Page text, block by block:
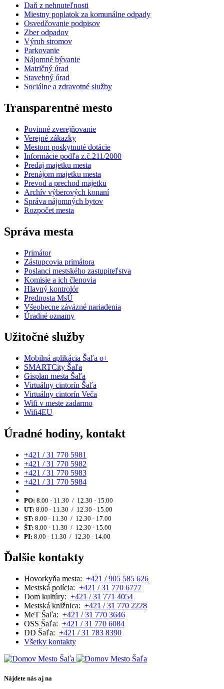
Daň z nehnuteľnosti
Miestny poplatok za komunálne odpady
Osvedčovanie podpisov
Zber odpadov
Výrub stromov
Parkovanie
Nájomné bývanie
Matričný úrad
Stavebný úrad
Sociálne a zdravotné služby
Transparentné mesto
Povinné zverejňovanie
Verejné zákazky
Mestom poskytnuté dotácie
Informácie podľa z.č.211/2000
Predaj majetku mesta
Prenájom majetku mesta
Prevod a prechod majetku
Archív výberových konaní
Správa nájomných bytov
Rozpočet mesta
Správa mesta
Primátor
Zástupcovia primátora
Poslanci mestského zastupiteľstva
Komisie a ich členovia
Hlavný kontrolór
Prednosta MsÚ
Všeobecne záväzné nariadenia
Úradné oznamy
Užitočné služby
Mobilná aplikácia Šaľa o+
SMARTCity Šaľa
Gisplan mesta Šaľa
Virtuálny cintorín Šaľa
Virtuálny cintorín Veča
Wifi v meste zadarmo
Wifi4EU
Úradné hodiny, kontakt
+421 / 31 770 5981
+421 / 31 770 5982
+421 / 31 770 5983
+421 / 31 770 5984
PO: 8.00 - 11.30 / 12.30 - 15.00
UT: 8.00 - 11.30 / 12.30 - 15.00
ST: 8.00 - 11.30 / 12.30 - 17.00
ŠT: 8.00 - 11.30 / 12.30 - 15.00
PI: 8.00 - 11.30 / 12.30 - 14.00
Ďalšie kontakty
Hovorkyňa mesta: +421 / 905 585 626
Mestská polícia: +421 / 31 770 6777
Dom kultúry: +421 / 31 771 4054
Mestská knižnica: +421 / 31 770 2228
MeT Šaľa: +421 / 31 770 3646
OSS Šaľa: +421 / 31 770 6084
DD Šaľa: +421 / 31 783 8390
Všetky kontakty
Nájdete nás aj na